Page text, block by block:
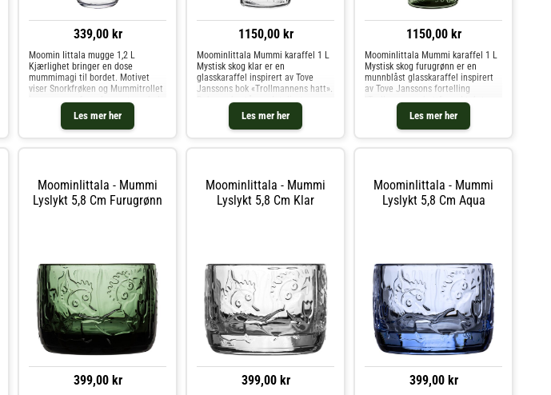
339,00 kr
Les mer her
Moomin Iittala mugge 1,2 L
Kjærlighet bringer en dose
mummimagi til bordet. Motivet
viser Snorkfrøken og Mummitrollet
i en varm omfavnelse – et symbol
på deres nære og romantiske
forhold, full av omsorg og
glede.Muggen er laget i solid
1150,00 kr
Les mer her
MoominIittala Mummi karaffel 1 L
Mystisk skog klar er en
glasskaraffel inspirert av Tove
Janssons bok «Trollmannens hatt».
Dekoren består av detaljerte
teksturer som gjenskaper
stemningen i den mystiske skogen
der Mummitrollene leker gjemsel.
1150,00 kr
Les mer her
MoominIittala Mummi karaffel 1 L
Mystisk skog furugrønn er en
munnblåst glasskaraffel inspirert
av Tove Janssons fortelling
“Trollmannens hatt”, med teksturer
som gjenspeiler en mystisk skog
der Mummitrollene leker gjemsel.
Den dype furugrønne tonen
MoominIittala - Mummi
Lyslykt 5,8 Cm Furugrønn
399,00 kr
MoominIittala - Mummi
Lyslykt 5,8 Cm Klar
399,00 kr
MoominIittala - Mummi
Lyslykt 5,8 Cm Aqua
399,00 kr